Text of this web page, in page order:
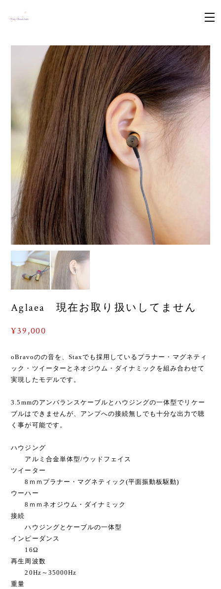
Aglaea 現在お取り扱いしてません
¥39,000
oBravoのの音を、Staxでも採用しているプラナー・マグネティ
ック・ツイーターとネオジウム・ダイナミックを組み合わせて
実現したモデルです。
3.5mmのアンバランスケーブルとハウジングの一体型でリケー
ブルはできませんが、アンプへの接続無しでも十分な出力で聴
く事が可能です。
ハウジング
アルミ合金単体型/ウッドフェイス
ツイーター
8ｍｍプラナー・マグネティック(平面振動板駆動)
ウーハー
8ｍｍネオジウム・ダイナミック
接続
ハウジングとケーブルの一体型
インピーダンス
16Ω
再生周波数
20Hz～35000Hz
重量